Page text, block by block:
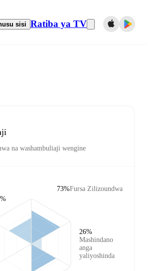
sisi Ratiba ya TV
na washambuliaji wengine
Fursa Zilizoundwa
73%
Mashindano
anga
yaliyoshinda
26%